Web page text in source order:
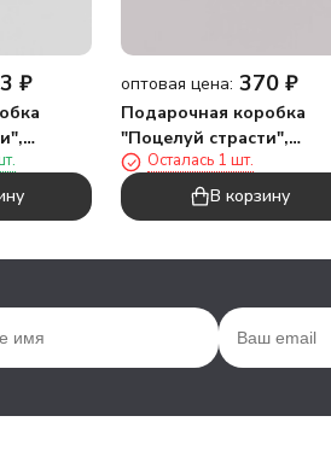
₽ оптовая цена: 370 ₽
Подарочная коробка
"Поцелуй страсти",
19*19*9,5
Осталась 1 шт.
В корзину